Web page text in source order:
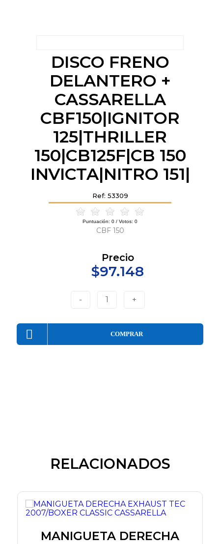
DISCO FRENO
DELANTERO +
CASSARELLA
CBF150|IGNITOR
125|THRILLER
150|CB125F|CB 150
INVICTA|NITRO 151|
Ref: 53309
Puntuación: 0 / Votos: 0
CBF 150
Precio
$97.148
- 1 +
COMPRAR
RELACIONADOS
MANIGUETA DERECHA